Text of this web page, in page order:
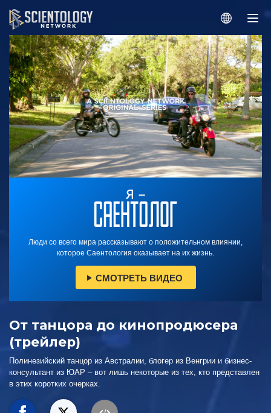
Люди со всего мира рассказывают о положительном влиянии,
которое Саентология оказывает на их жизнь.
СМОТРЕТЬ ВИДЕО
От танцора до кинопродюсера
(трейлер)
Полинезийский танцор из Австралии, блогер из Венгрии и бизнес-
консультант из ЮАР – вот лишь некоторые из тех, кто представлен
в этих коротких очерках.